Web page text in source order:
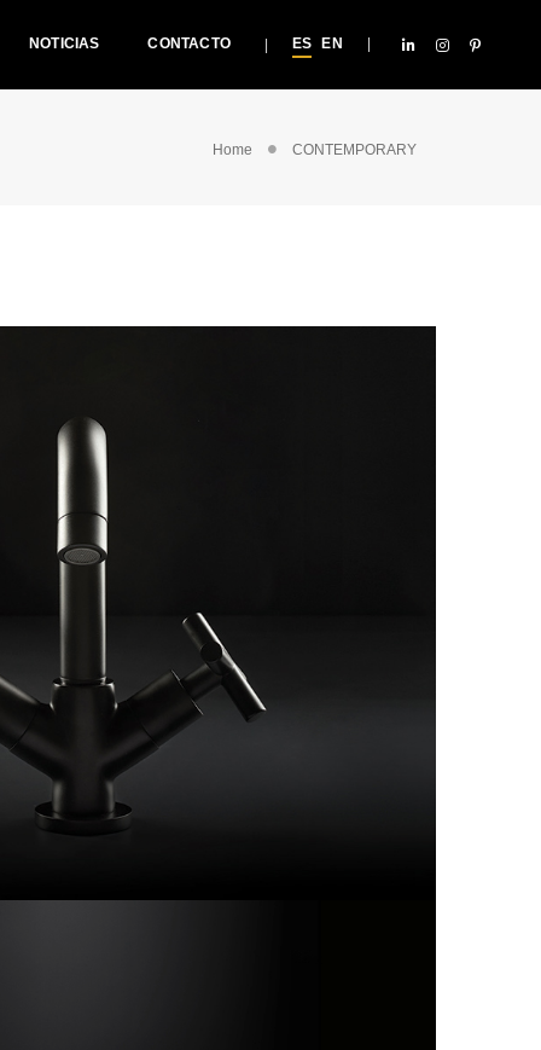
NOTICIAS CONTACTO ES EN
Home CONTEMPORARY